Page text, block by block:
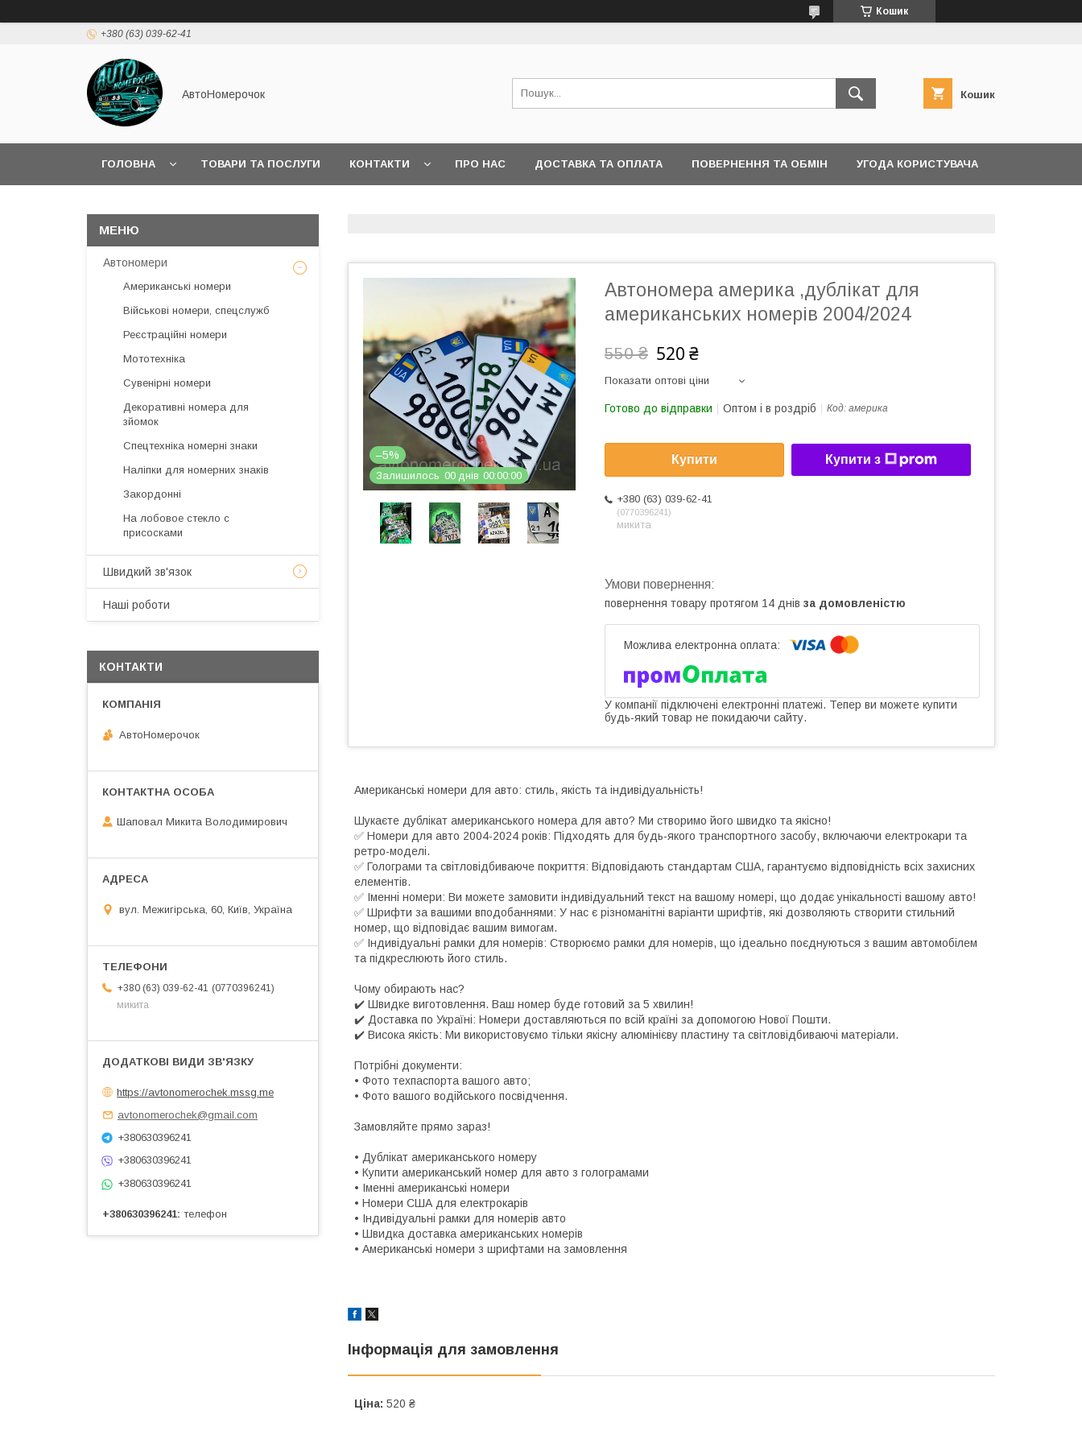
Кошик
+380 (63) 039-62-41
АвтоНомерочок Кошик
ГОЛОВНА ТОВАРИ ТА ПОСЛУГИ КОНТАКТИ ПРО НАС ДОСТАВКА ТА ОПЛАТА ПОВЕРНЕННЯ ТА ОБМІН УГОДА КОРИСТУВАЧА
–5%
Залишилось 00 днів 00 00 00
Автономера америка ,дублікат для
американських номерів 2004/2024
550 ₴ 520 ₴
Показати оптові ціни
Готово до відправки Оптом і в роздріб Код: америка
Купити Купити з
+380 (63) 039-62-41
0770396241
микита
повернення товару протягом 14 днів за домовленістю
У компанії підключені електронні платежі. Тепер ви можете купити
будь-який товар не покидаючи сайту.
Американські номери для авто: стиль, якість та індивідуальність!
Шукаєте дублікат американського номера для авто? Ми створимо його швидко та якісно!
✅ Номери для авто 2004-2024 років: Підходять для будь-якого транспортного засобу, включаючи електрокари та
ретро-моделі.
✅ Голограми та світловідбиваюче покриття: Відповідають стандартам США, гарантуємо відповідність всіх захисних
елементів.
✅ Іменні номери: Ви можете замовити індивідуальний текст на вашому номері, що додає унікальності вашому авто!
✅ Шрифти за вашими вподобаннями: У нас є різноманітні варіанти шрифтів, які дозволяють створити стильний
номер, що відповідає вашим вимогам.
✅ Індивідуальні рамки для номерів: Створюємо рамки для номерів, що ідеально поєднуються з вашим автомобілем
та підкреслюють його стиль.
Чому обирають нас?
✔️ Швидке виготовлення. Ваш номер буде готовий за 5 хвилин!
✔️ Доставка по Україні: Номери доставляються по всій країні за допомогою Нової Пошти.
✔️ Висока якість: Ми використовуємо тільки якісну алюмінієву пластину та світловідбиваючі матеріали.
Потрібні документи:
• Фото техпаспорта вашого авто;
• Фото вашого водійського посвідчення.
Замовляйте прямо зараз!
• Дублікат американського номеру
• Купити американський номер для авто з голограмами
• Іменні американські номери
• Номери США для електрокарів
• Індивідуальні рамки для номерів авто
• Швидка доставка американських номерів
• Американські номери з шрифтами на замовлення
Інформація для замовлення
Ціна: 520 ₴
Автономери
Американські номери
Військові номери, спецслужб
Реєстраційні номери
Мототехніка
Сувенірні номери
Декоративні номера для
зйомок
Спецтехніка номерні знаки
Наліпки для номерних знаків
Закордонні
На лобовое стекло с
присосками
Швидкий зв'язок
Наші роботи
КОНТАКТИ
АвтоНомерочок
Шаповал Микита Володимирович
вул. Межигірська, 60, Київ, Україна
+380 (63) 039-62-41
0770396241
микита
https://avtonomerochek.mssg.me
avtonomerochek@gmail.com
+380630396241
+380630396241
+380630396241
+380630396241 телефон